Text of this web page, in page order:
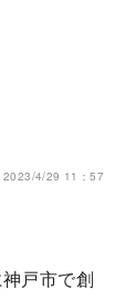
2023/4/29 11：57
戸市で創